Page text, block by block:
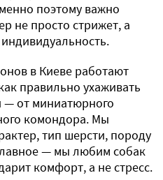
поэтому важно
не просто стрижет, а
в Киеве работают
правильно ухаживать
от миниатюрного
комондора. Мы
тип шерсти, породу
— мы любим собак
комфорт, а не стресс.